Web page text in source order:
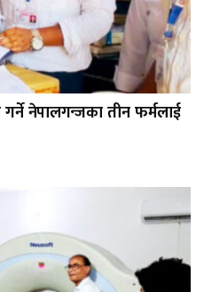
गर्ने नेपालगन्जका तीन फर्मलाई